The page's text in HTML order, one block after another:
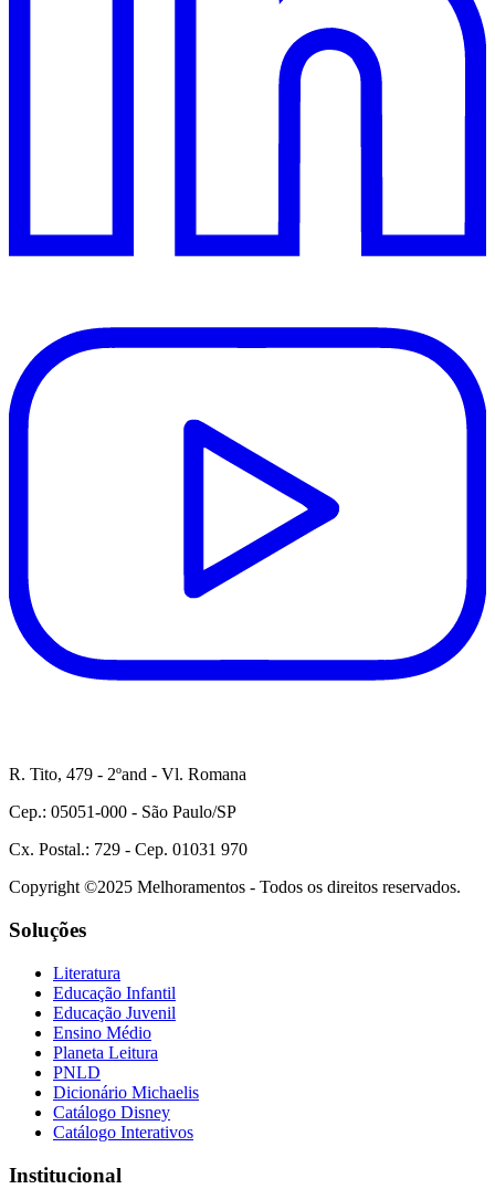
R. Tito, 479 - 2ºand - Vl. Romana
Cep.: 05051-000 - São Paulo/SP
Cx. Postal.: 729 - Cep. 01031 970
Copyright ©2025 Melhoramentos - Todos os direitos reservados.
Soluções
Literatura
Educação Infantil
Educação Juvenil
Ensino Médio
Planeta Leitura
PNLD
Dicionário Michaelis
Catálogo Disney
Catálogo Interativos
Institucional